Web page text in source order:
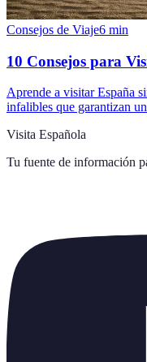
Consejos de Viaje6 min
10 Consejos para
Aprende a visitar España
infalibles que garantizan
Visita Española
Tu fuente de información